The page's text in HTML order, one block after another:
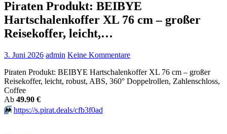
Piraten Produkt: BEIBYE
Hartschalenkoffer XL 76 cm – großer
Reisekoffer, leicht,…
3. Juni 2026 admin Keine Kommentare
Piraten Produkt: BEIBYE Hartschalenkoffer XL 76 cm – großer
Reisekoffer, leicht, robust, ABS, 360° Doppelrollen, Zahlenschloss,
Coffee
Аb 49.90 €
⏩️ https://s.pirat.deals/cfb3f0ad